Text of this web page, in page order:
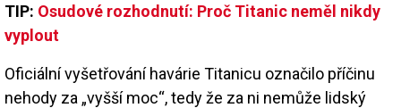
TIP: Osudové rozhodnutí: Proč Titanic neměl nikdy
vyplout
Oficiální vyšetřování havárie Titanicu označilo příčinu
nehody za „vyšší moc“, tedy že za ni nemůže lidský